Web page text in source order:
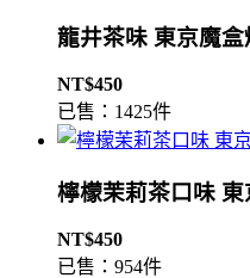
龍井茶味 東京魔
NT$450
已售：1425件
檸檬茉莉茶口味
NT$450
已售：954件